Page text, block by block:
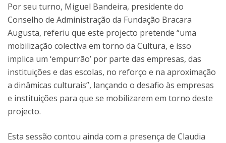
Por seu turno, Miguel Bandeira, presidente do
Conselho de Administração da Fundação Bracara
Augusta, referiu que este projecto pretende “uma
mobilização colectiva em torno da Cultura, e isso
implica um ‘empurrão’ por parte das empresas, das
instituições e das escolas, no reforço e na aproximação
a dinâmicas culturais”, lançando o desafio às empresas
e instituições para que se mobilizarem em torno deste
projecto.
Esta sessão contou ainda com a presença de Claudia